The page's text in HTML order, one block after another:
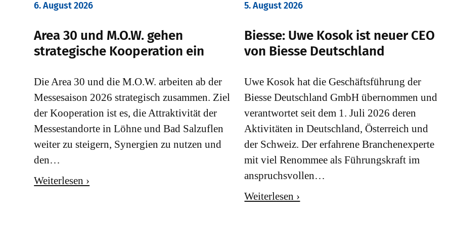
6. August 2026
Area 30 und M.O.W. gehen
strategische Kooperation ein
Die Area 30 und die M.O.W. arbeiten ab der
Messesaison 2026 strategisch zusammen. Ziel
der Kooperation ist es, die Attraktivität der
Messestandorte in Löhne und Bad Salzuflen
weiter zu steigern, Synergien zu nutzen und
den…
Weiterlesen ›
5. August 2026
Biesse: Uwe Kosok ist neuer CEO
von Biesse Deutschland
Uwe Kosok hat die Geschäftsführung der
Biesse Deutschland GmbH übernommen und
verantwortet seit dem 1. Juli 2026 deren
Aktivitäten in Deutschland, Österreich und
der Schweiz. Der erfahrene Branchenexperte
mit viel Renommee als Führungskraft im
anspruchsvollen…
Weiterlesen ›